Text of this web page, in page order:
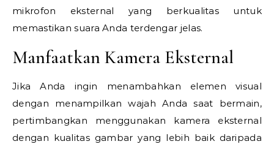
mikrofon eksternal yang berkualitas untuk
memastikan suara Anda terdengar jelas.
Manfaatkan Kamera Eksternal
Jika Anda ingin menambahkan elemen visual
dengan menampilkan wajah Anda saat bermain,
pertimbangkan menggunakan kamera eksternal
dengan kualitas gambar yang lebih baik daripada